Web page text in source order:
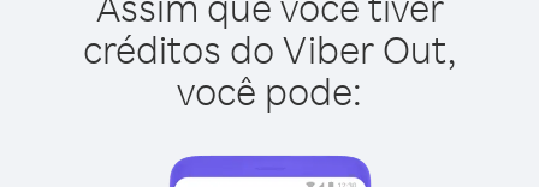
créditos do Viber Out,
você pode: